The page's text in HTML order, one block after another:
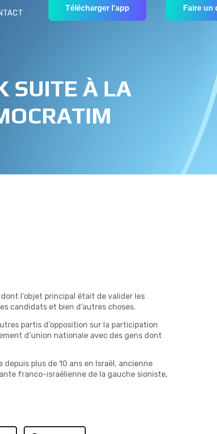
Télécharger l'app Faire un
SUITE À LA
l’objet principal était de valider les
candidats et bien d’autres choses.
partis d’opposition sur la participation
d’union nationale avec des gens dont
plus de 10 ans en Israël, ancienne
franco-israélienne de la gauche sioniste,